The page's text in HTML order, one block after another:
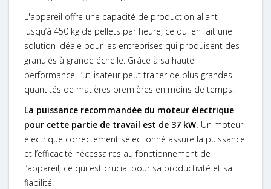
L'appareil offre une capacité de production allant
jusqu’à 450 kg de pellets par heure, ce qui en fait une
solution idéale pour les entreprises qui produisent des
granulés à grande échelle. Grâce à sa haute
performance, l’utilisateur peut traiter de plus grandes
quantités de matières premières en moins de temps.
La puissance recommandée du moteur électrique
pour cette partie de travail est de 37 kW. Un moteur
électrique correctement sélectionné assure la puissance
et l’efficacité nécessaires au fonctionnement de
l’appareil, ce qui est crucial pour sa productivité et sa
fiabilité.